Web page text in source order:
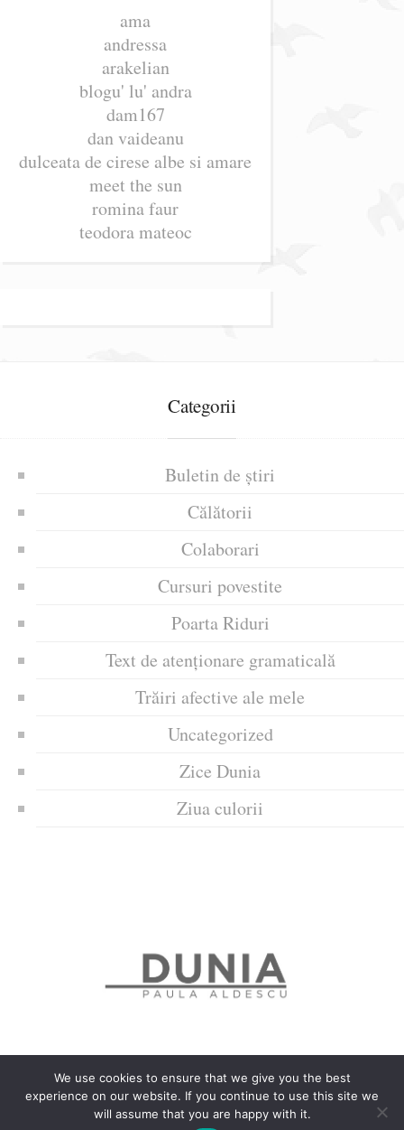
ama
andressa
arakelian
blogu' lu' andra
dam167
dan vaideanu
dulceata de cirese albe si amare
meet the sun
romina faur
teodora mateoc
Categorii
Buletin de știri
Călătorii
Colaborari
Cursuri povestite
Poarta Riduri
Text de atenționare gramaticală
Trăiri afective ale mele
Uncategorized
Zice Dunia
Ziua culorii
Politica de confidențialitate
Politică privind fișierele cookies
We use cookies to ensure that we give you the best
experience on our website. If you continue to use this site we
will assume that you are happy with it.